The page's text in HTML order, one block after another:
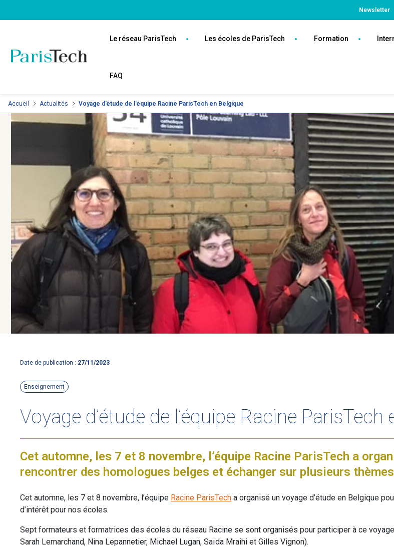
au
Newsletter
principale
Le réseau ParisTech Les écoles de ParisTech Formation
FAQ
Accueil Actualités Voyage d’étude de l’équipe Racine ParisTech en Belgique
Date de publication : 27/11/2023
Enseignement
Voyage d’étude de l’équipe Racine ParisTech
Cet automne, les 7 et 8 novembre, l’équipe Racine ParisTech a
rencontrer des homologues belges et échanger sur plusieurs
Cet automne, les 7 et 8 novembre, l’équipe Racine ParisTech a organisé un voyage d’étude en Belgique
d’intérêt pour nos écoles.
Sept formateurs et formatrices des écoles du réseau Racine se sont organisés pour participer à ce
Sarah Lemarchand, Nina Lepannetier, Michael Lugan, Saïda Mraihi et Gilles Vignon).